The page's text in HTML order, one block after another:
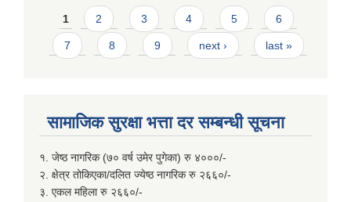
Pages
1 2 3 4 5 6
7 8 9 next › last »
सामाजिक सुरक्षा भत्ता दर सम्बन्धी सूचना
१. जेष्ठ नागरिक (७० वर्ष उमेर पुगेका) रु ४०००/-
२. क्षेत्र तोकिएका/दलित ज्येष्ठ नागरिक रु २६६०/-
३. एकल महिला रु २६६०/-